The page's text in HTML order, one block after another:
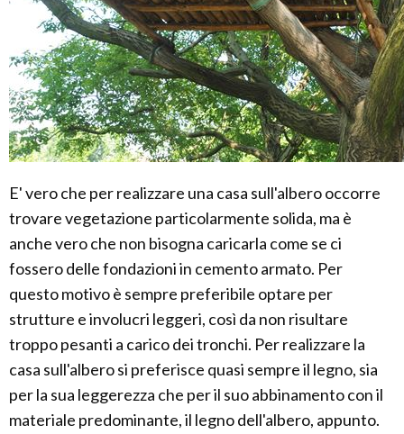
E' vero che per realizzare una casa sull'albero occorre
trovare vegetazione particolarmente solida, ma è
anche vero che non bisogna caricarla come se ci
fossero delle fondazioni in cemento armato. Per
questo motivo è sempre preferibile optare per
strutture e involucri leggeri, così da non risultare
troppo pesanti a carico dei tronchi. Per realizzare la
casa sull'albero si preferisce quasi sempre il legno, sia
per la sua leggerezza che per il suo abbinamento con il
materiale predominante, il legno dell'albero, appunto.